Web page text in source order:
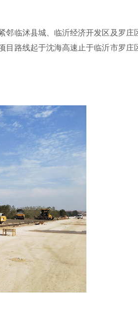
临沭县城、临沂经济开发区及罗庄
路线起于沈海高速止于临沂市罗庄